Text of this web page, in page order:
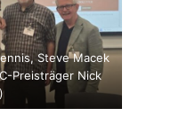
Steve Macek
Preisträger Nick